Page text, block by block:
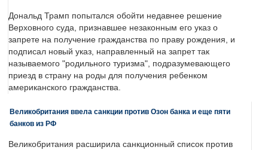
Дональд Трамп попытался обойти недавнее решение
Верховного суда, признавшее незаконным его указ о
запрете на получение гражданства по праву рождения, и
подписал новый указ, направленный на запрет так
называемого "родильного туризма", подразумевающего
приезд в страну на роды для получения ребенком
американского гражданства.
Великобритания ввела санкции против Озон банка и еще пяти
банков из РФ
Великобритания расширила санкционный список против